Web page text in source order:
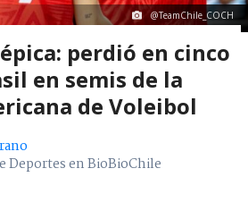
@TeamChile_COCH
perdió en cinco
en semis de la
de Voleibol
Deportes en BioBioChile